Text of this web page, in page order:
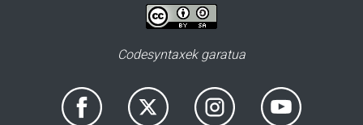
Codesyntaxek garatua